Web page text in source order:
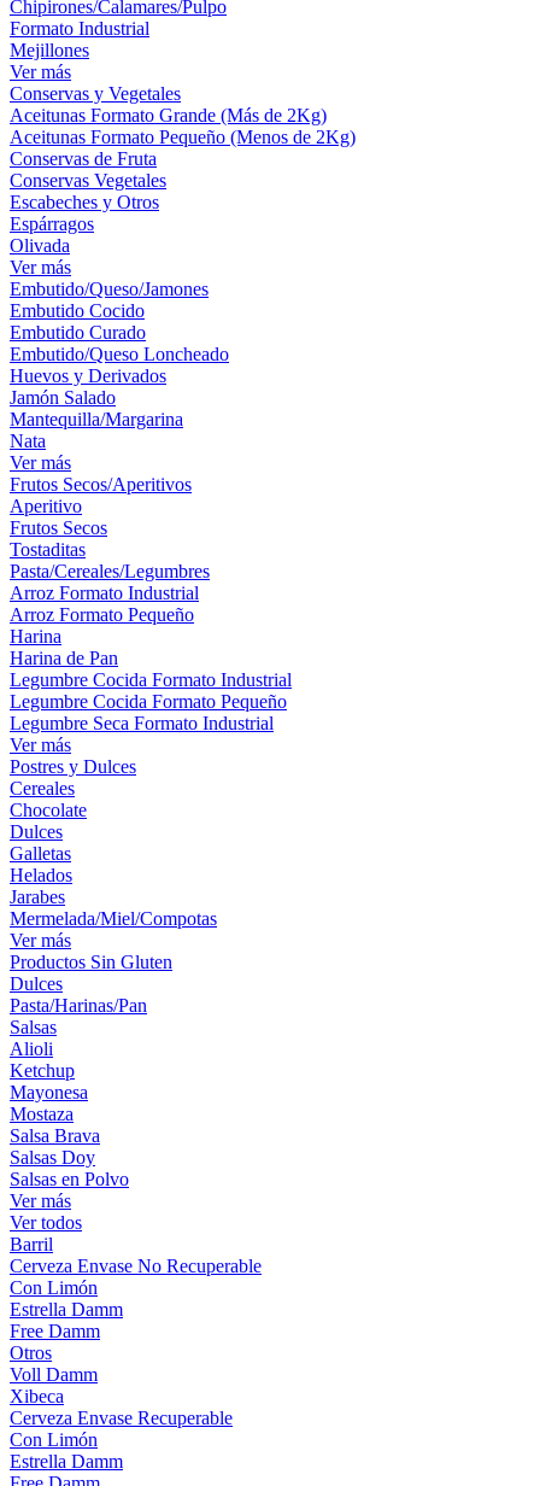
Chipirones/Calamares/Pulpo
Formato Industrial
Mejillones
Ver más
Conservas y Vegetales
Aceitunas Formato Grande (Más de 2Kg)
Aceitunas Formato Pequeño (Menos de 2Kg)
Conservas de Fruta
Conservas Vegetales
Escabeches y Otros
Espárragos
Olivada
Ver más
Embutido/Queso/Jamones
Embutido Cocido
Embutido Curado
Embutido/Queso Loncheado
Huevos y Derivados
Jamón Salado
Mantequilla/Margarina
Nata
Ver más
Frutos Secos/Aperitivos
Aperitivo
Frutos Secos
Tostaditas
Pasta/Cereales/Legumbres
Arroz Formato Industrial
Arroz Formato Pequeño
Harina
Harina de Pan
Legumbre Cocida Formato Industrial
Legumbre Cocida Formato Pequeño
Legumbre Seca Formato Industrial
Ver más
Postres y Dulces
Cereales
Chocolate
Dulces
Galletas
Helados
Jarabes
Mermelada/Miel/Compotas
Ver más
Productos Sin Gluten
Dulces
Pasta/Harinas/Pan
Salsas
Alioli
Ketchup
Mayonesa
Mostaza
Salsa Brava
Salsas Doy
Salsas en Polvo
Ver más
Ver todos
Barril
Cerveza Envase No Recuperable
Con Limón
Estrella Damm
Free Damm
Otros
Voll Damm
Xibeca
Cerveza Envase Recuperable
Con Limón
Estrella Damm